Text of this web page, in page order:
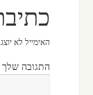
האימייל לא
התגובה שלך